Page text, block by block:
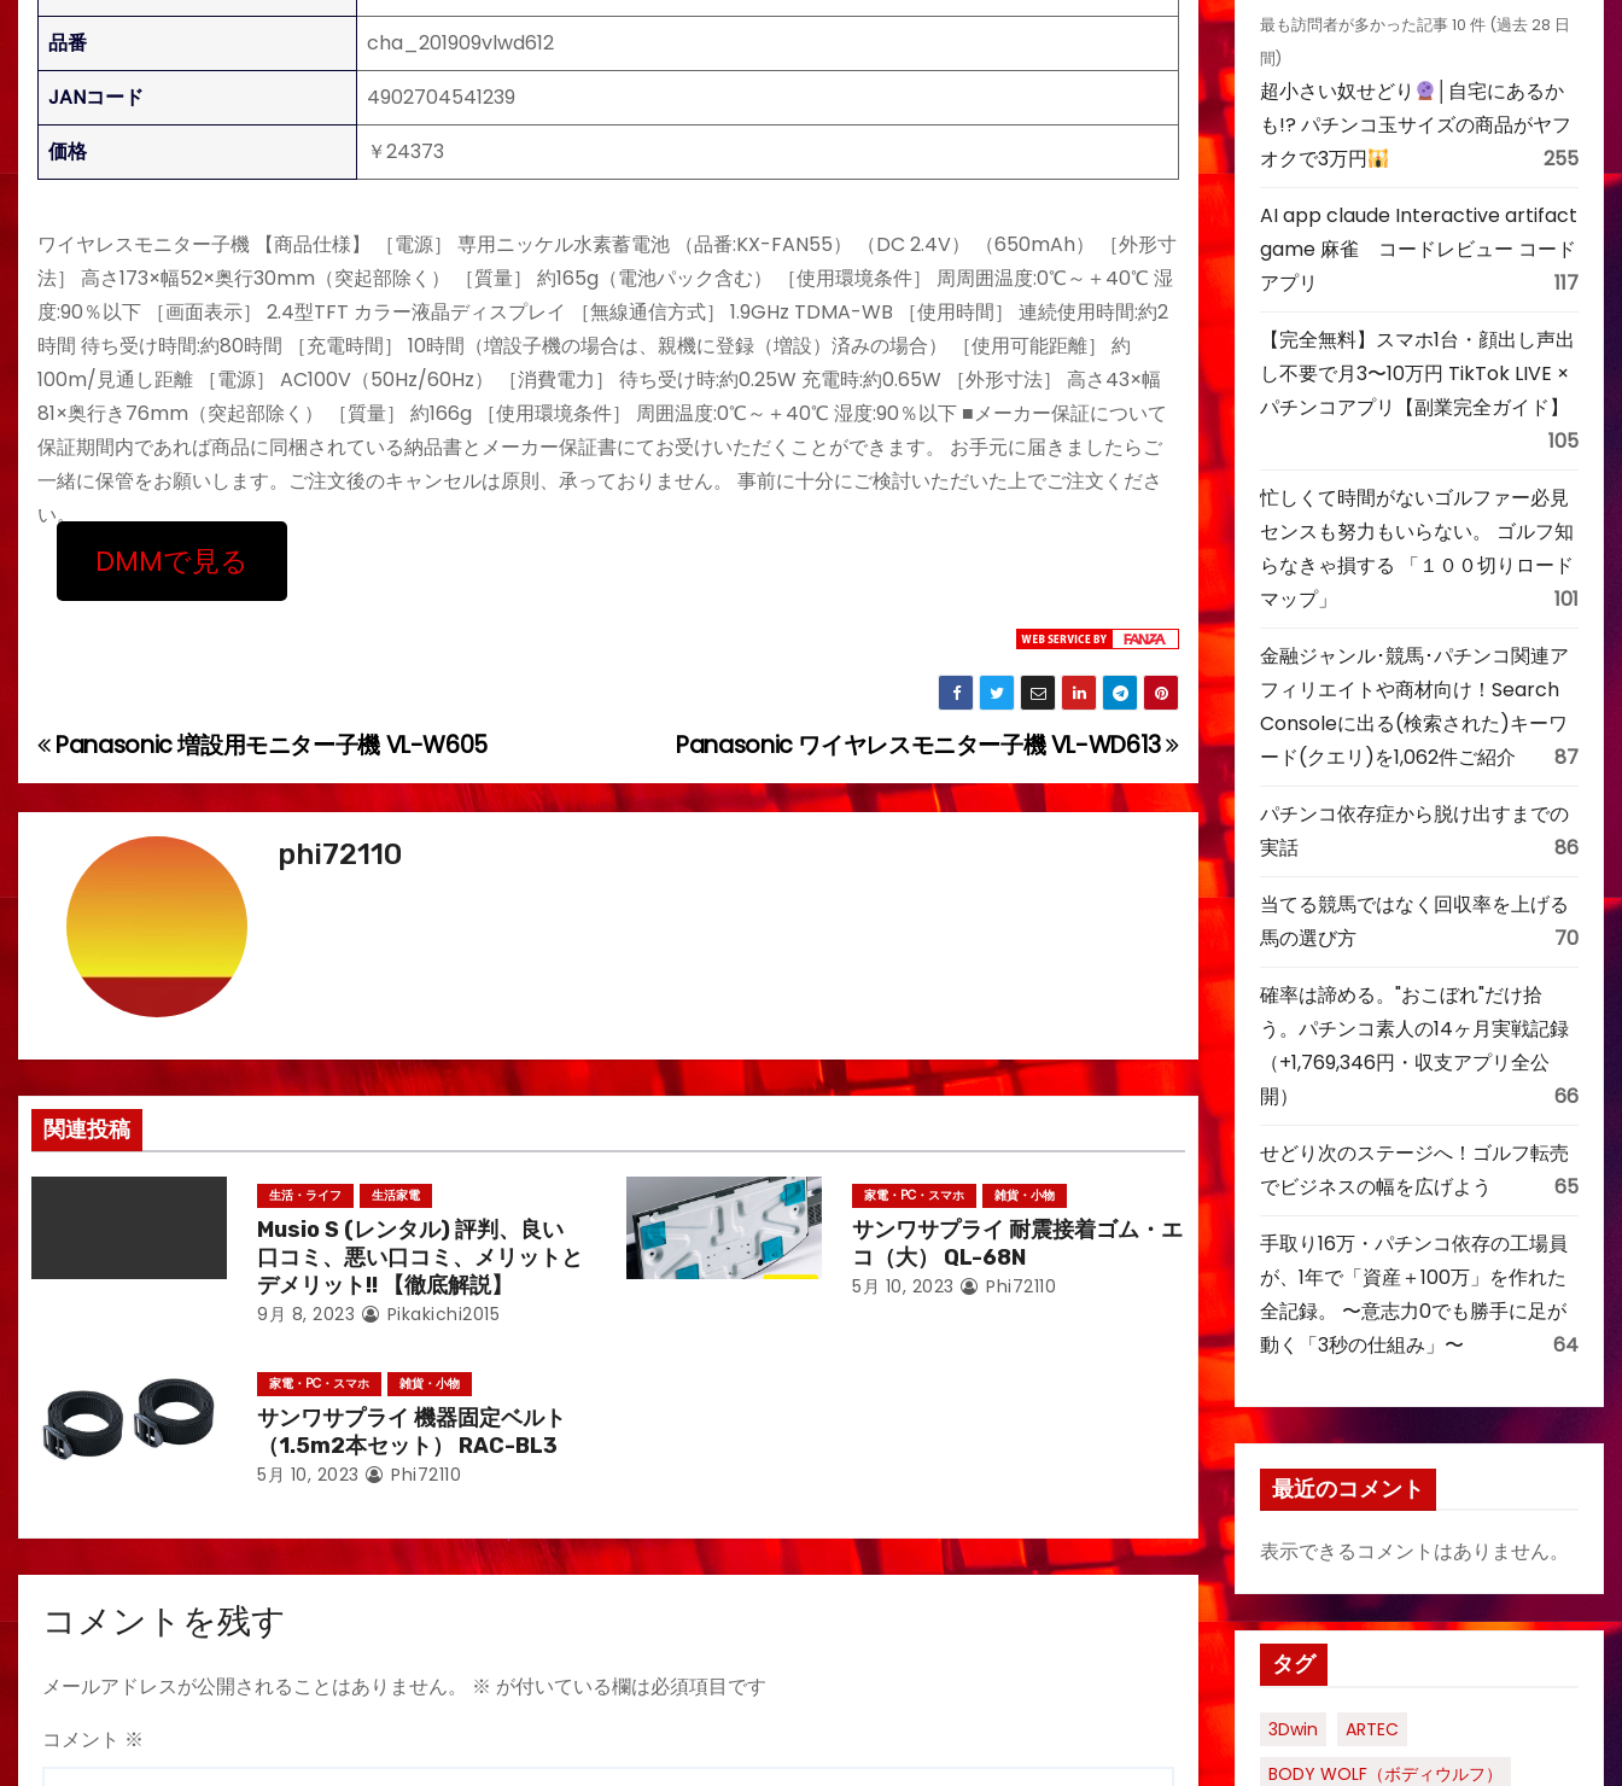
品番
cha_201909vlwd612
JANコード
4902704541239
価格
￥24373
ワイヤレスモニター子機 【商品仕様】 ［電源］ 専用ニッケル水素蓄電池 （品番:KX-FAN55） （DC 2.4V） （650mAh） ［外形寸
法］ 高さ173×幅52×奥行30mm（突起部除く） ［質量］ 約165g（電池パック含む） ［使用環境条件］ 周周囲温度:0℃～＋40℃ 湿
度:90％以下 ［画面表示］ 2.4型TFT カラー液晶ディスプレイ ［無線通信方式］ 1.9GHz TDMA-WB ［使用時間］ 連続使用時間:約2
時間 待ち受け時間:約80時間 ［充電時間］ 10時間（増設子機の場合は、親機に登録（増設）済みの場合） ［使用可能距離］ 約
100m/見通し距離 ［電源］ AC100V（50Hz/60Hz） ［消費電力］ 待ち受け時:約0.25W 充電時:約0.65W ［外形寸法］ 高さ43×幅
81×奥行き76mm（突起部除く） ［質量］ 約166g ［使用環境条件］ 周囲温度:0℃～＋40℃ 湿度:90％以下 ■メーカー保証について
保証期間内であれば商品に同梱されている納品書とメーカー保証書にてお受けいただくことができます。 お手元に届きましたらご
一緒に保管をお願いします。ご注文後のキャンセルは原則、承っておりません。 事前に十分にご検討いただいた上でご注文くださ
い。
DMMで見る
投
稿
ビ
ゲ
シ
ョ
ン
Panasonic ワイヤレスモニター子機 VL-WD613
Panasonic 増設用モニター子機 VL-W605
phi72110
関連投稿
生活・ライフ 生活家電
Musio S (レンタル) 評判、良い
口コミ、悪い口コミ、メリットと
デメリット!! 【徹底解説】
9月 8, 2023 Pikakichi2015
家電・PC・スマホ 雑貨・小物
サンワサプライ 耐震接着ゴム・エ
コ（大） QL-68N
5月 10, 2023 Phi72110
家電・PC・スマホ 雑貨・小物
サンワサプライ 機器固定ベルト
（1.5m2本セット） RAC-BL3
5月 10, 2023 Phi72110
コメントを残す
メールアドレスが公開されることはありません。 ※ が付いている欄は必須項目です
コメント ※
最も訪問者が多かった記事 10 件 (過去 28 日
間)
超小さい奴せどり
│自宅にあるか
も!? パチンコ玉サイズの商品がヤフ
オクで3万円
255
AI app claude Interactive artifact
game 麻雀 コードレビュー コード
アプリ
117
【完全無料】スマホ1台・顔出し声出
し不要で月3〜10万円 TikTok LIVE ×
パチンコアプリ【副業完全ガイド】
105
忙しくて時間がないゴルファー必見
センスも努力もいらない。 ゴルフ知
らなきゃ損する 「１００切りロード
マップ」
101
金融ジャンル･競馬･パチンコ関連ア
フィリエイトや商材向け！Search
Consoleに出る(検索された)キーワ
ード(クエリ)を1,062件ご紹介
87
パチンコ依存症から脱け出すまでの
実話
86
当てる競馬ではなく回収率を上げる
馬の選び方
70
確率は諦める。"おこぼれ"だけ拾
う。パチンコ素人の14ヶ月実戦記録
（+1,769,346円・収支アプリ全公
開）
66
せどり次のステージへ！ゴルフ転売
でビジネスの幅を広げよう
65
手取り16万・パチンコ依存の工場員
が、1年で「資産＋100万」を作れた
全記録。 〜意志力0でも勝手に足が
動く「3秒の仕組み」〜
64
最近のコメント
表示できるコメントはありません。
タグ
3Dwin
ARTEC
BODY WOLF（ボディウルフ）